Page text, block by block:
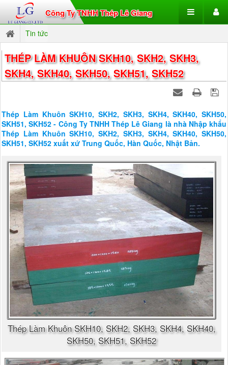
Công Ty TNHH Thép Lê Giang
Tin tức
THÉP LÀM KHUÔN SKH10, SKH2, SKH3,
SKH4, SKH40, SKH50, SKH51, SKH52
Thép Làm Khuôn SKH10, SKH2, SKH3, SKH4, SKH40, SKH50,
SKH51, SKH52 - Công Ty TNHH Thép Lê Giang là nhà Nhập khẩu
Thép Làm Khuôn SKH10, SKH2, SKH3, SKH4, SKH40, SKH50,
SKH51, SKH52 xuất xứ Trung Quốc, Hàn Quốc, Nhật Bản.
Thép Làm Khuôn SKH10, SKH2, SKH3, SKH4, SKH40,
SKH50, SKH51, SKH52